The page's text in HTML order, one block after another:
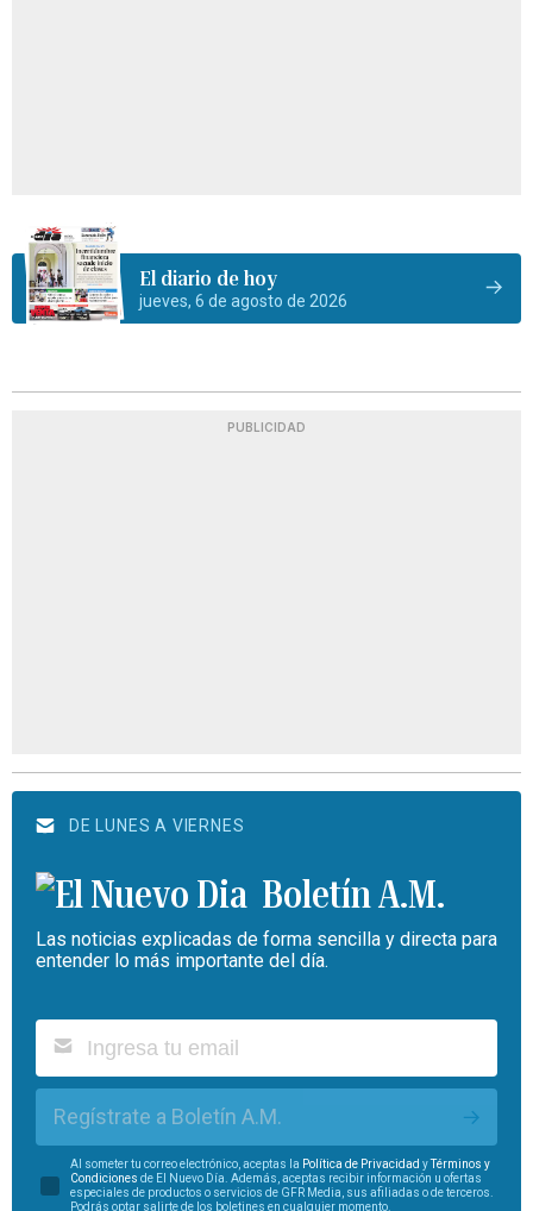
El diario de hoy
jueves, 6 de agosto de 2026
PUBLICIDAD
DE LUNES A VIERNES
Boletín A.M.
Las noticias explicadas de forma sencilla y directa para
entender lo más importante del día.
Regístrate a Boletín A.M.
Al someter tu correo electrónico, aceptas la Política de Privacidad yTérminos y
Condiciones de El Nuevo Día. Además, aceptas recibir información u ofertas
especiales de productos o servicios de GFR Media, sus afiliadas o de terceros.
Podrás optar salirte de los boletines en cualquier momento.